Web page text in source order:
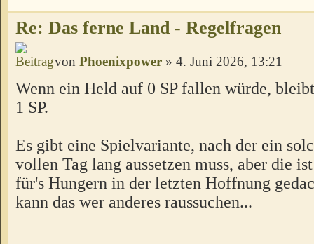
Re: Das ferne Land - Regelfragen
von Phoenixpower » 4. Juni 2026, 13:21
Wenn ein Held auf 0 SP fallen würde,
1 SP.
Es gibt eine Spielvariante, nach der ein
vollen Tag lang aussetzen muss, aber die
für's Hungern in der letzten Hoffnung
kann das wer anderes raussuchen...